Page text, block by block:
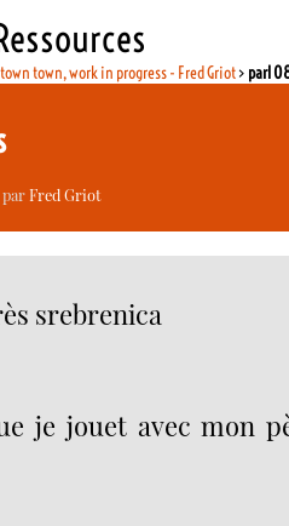
town town, work in progress - Fred Griot> parl
parFred Griot
srebrenica
je jouet avec mon